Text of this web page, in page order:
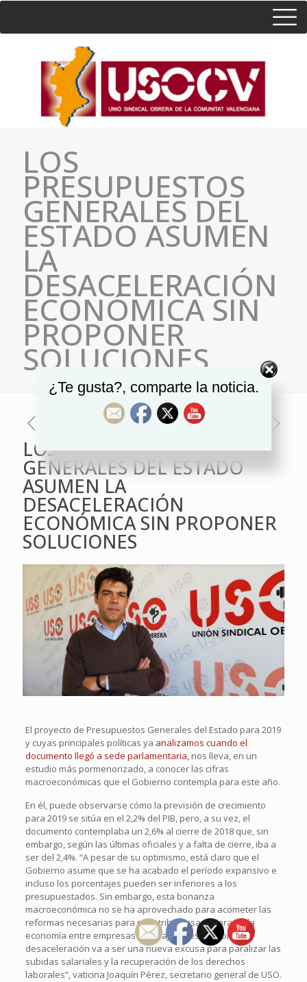
LOS
PRESUPUESTOS
GENERALES DEL
ESTADO ASUMEN
LA
DESACELERACIÓN
ECONÓMICA SIN
PROPONER
SOLUCIONES
LOS PRESUPUESTOS
GENERALES DEL ESTADO
ASUMEN LA
DESACELERACIÓN
ECONÓMICA SIN PROPONER
SOLUCIONES
El proyecto de Presupuestos Generales del Estado para 2019
y cuyas principales políticas ya analizamos cuando el
documento llegó a sede parlamentaria,nos lleva, en un
estudio más pormenorizado, a conocer las cifras
macroeconómicas que el Gobierno contempla para este año.
En él, puede observarse cómo la previsión de crecimiento
para 2019 se sitúa en el 2,2% del PIB, pero, a su vez, el
documento contemplaba un 2,6% al cierre de 2018 que, sin
embargo, según las últimas oficiales y a falta de cierre, iba a
ser del 2,4%. “A pesar de su optimismo, está claro que el
Gobierno asume que se ha acabado el período expansivo e
incluso los porcentajes pueden ser inferiores a los
presupuestados. Sin embargo, esta bonanza
macroeconómica no se ha aprovechado para acometer las
reformas necesarias para redistribuir esa mejora de la
economía entre empresas y trabajadores, y ahora la
desaceleración va a ser una nueva excusa para paralizar las
subidas salariales y la recuperación de los derechos
laborales”, vaticina Joaquín Pérez, secretario general de USO.
¿Te gusta?, comparte la noticia.